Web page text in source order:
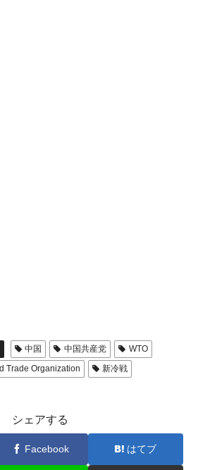
中国 中国共産党
WTO
Trade Organization
新冷戦
シェアする
Facebook はてブ